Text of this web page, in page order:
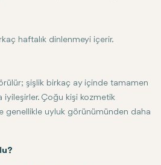
konsültasyon, hastanın niyetini ve
konforu garanti etmek için
bağlı olarak yapılır. İstenilen
Fazla deri yağla birlikte çıkarılırken,
üzerine konur ve dikişlerin üzerine bir
haftalık dinlenmeyi içerir.
boyunca yorucu aktivitelerden
şişlik birkaç ay içinde tamamen
iyileşirler. Çoğu kişi kozmetik
genellikle uyluk görünümünden daha